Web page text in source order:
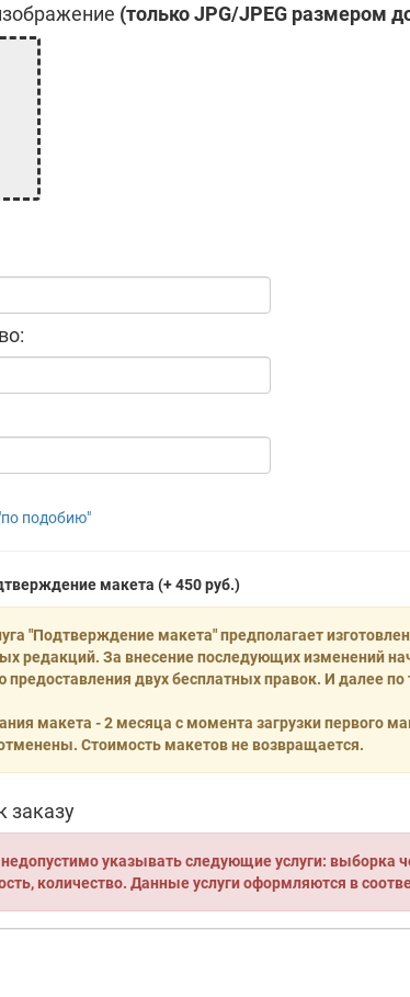
(только JPG/JPEG размером
подобию"
макета (+ 450 руб.)
"Подтверждение макета" предполагает
редакций. За внесение последующих изменений
двух бесплатных правок. И далее
макета - 2 месяца с момента загрузки первого
Стоимость макетов не возвращается.
заказу
указывать следующие услуги: выборка
количество. Данные услуги оформляются в